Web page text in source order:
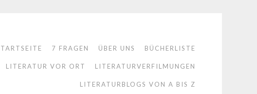
7 FRAGEN ÜBER UNS BÜCHERLISTE
LITERATUR VOR ORT LITERATURVERFILMUNGEN
LITERATURBLOGS VON A BIS Z